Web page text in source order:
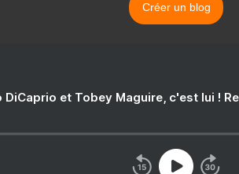
Créer un blog
DiCaprio et Tobey Maguire, c'est lui !